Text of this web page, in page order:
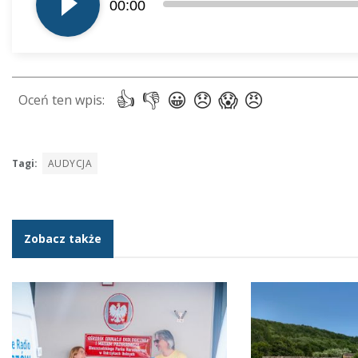
dźwiękowych
00:00
Tagi: AUDYCJA
Zobacz także